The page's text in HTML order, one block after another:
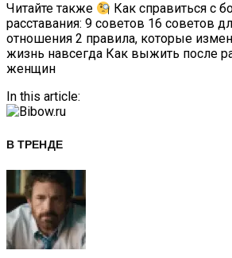
Читайте также
Как справиться с
расставания: 9 советов 16 советов
отношения 2 правила, которые
жизнь навсегда Как выжить после
женщин
In this article:
В ТРЕНДЕ